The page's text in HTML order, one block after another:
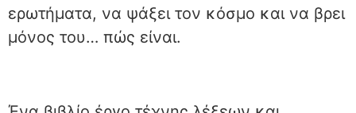
ερωτήματα, να ψάξει τον κόσμο και να βρει
μόνος του… πώς είναι.